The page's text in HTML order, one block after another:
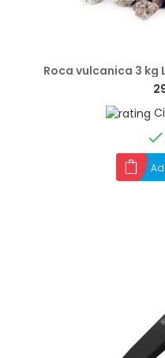
Roca vulcanica 3 kg
